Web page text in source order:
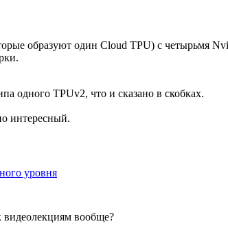
образуют один Cloud TPU) с четырьмя
одного TPUv2, что и сказано в скобках.
интересный.
уровня
видеолекциям вообще?